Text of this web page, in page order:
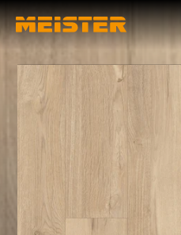
ProductenOver ons